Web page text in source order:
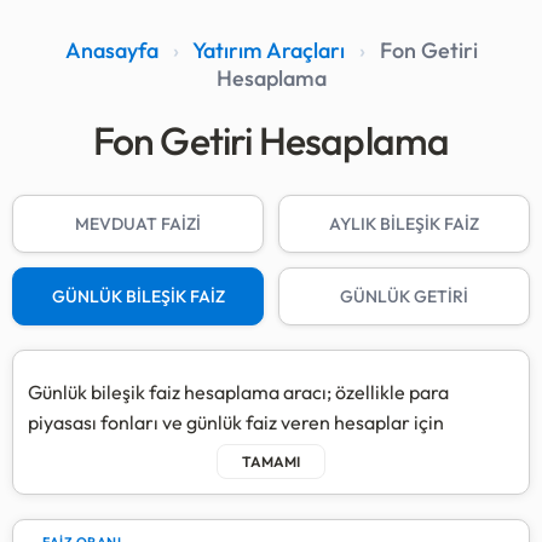
Anasayfa › Yatırım Araçları ›
Fon Getiri
Hesaplama
Fon Getiri Hesaplama
MEVDUAT FAİZİ AYLIK BİLEŞİK FAİZ
GÜNLÜK BİLEŞİK FAİZ GÜNLÜK GETİRİ
Günlük bileşik faiz hesaplama aracı; özellikle para
piyasası fonları ve günlük faiz veren hesaplar için
kazancınızın her gün anaparaya eklenerek büyümesini
Bu sistemde, her günün sonunda kazandığınız net faiz